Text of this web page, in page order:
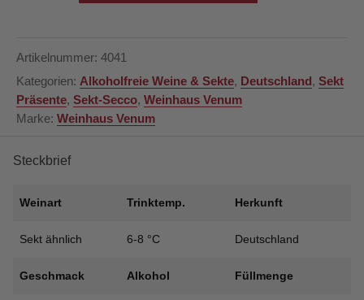
Getränk)
Menge
Artikelnummer: 4041
Kategorien: Alkoholfreie Weine & Sekte, Deutschland, Sekt
Präsente, Sekt-Secco, Weinhaus Venum
Marke: Weinhaus Venum
Steckbrief
Weinart Trinktemp. Herkunft
Sekt ähnlich 6-8 °C Deutschland
Geschmack Alkohol Füllmenge